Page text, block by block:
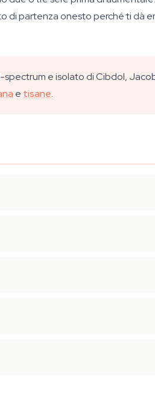
di partenza onesto perché ti dà
e isolato di Cibdol,
e tisane.